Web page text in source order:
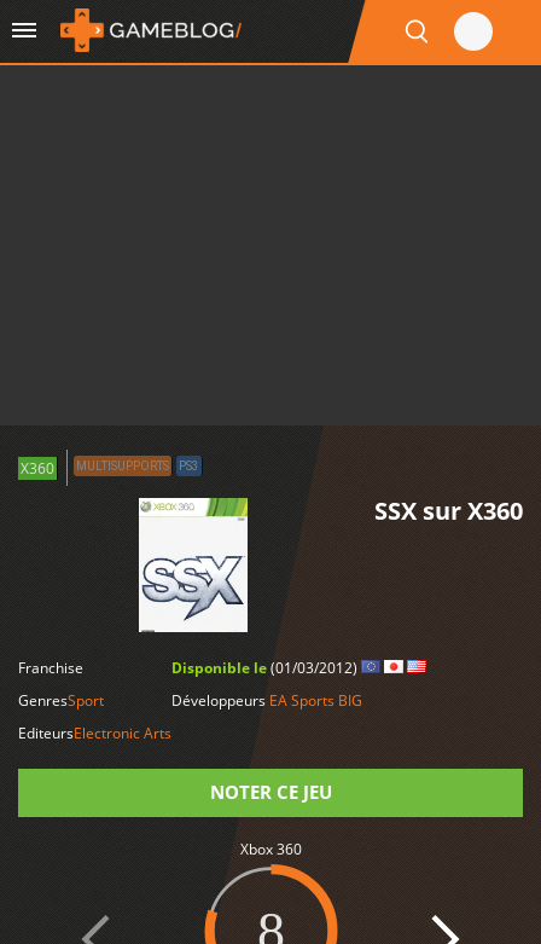
X360 MULTISUPPORTS PS3
SSX sur X360
Franchise
GenresSport
EditeursElectronic Arts
Disponible le(01/03/2012)
Développeurs EA Sports BIG
NOTER CE JEU
Xbox 360
8